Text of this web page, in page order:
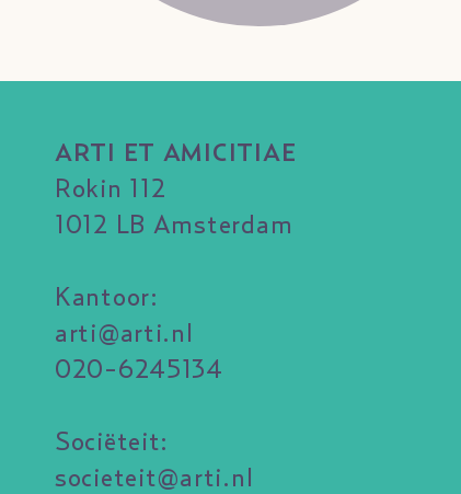
ARTI ET AMICITIAE
Rokin 112
1012 LB Amsterdam
Kantoor:
arti@arti.nl
020-6245134
Sociëteit:
societeit@arti.nl